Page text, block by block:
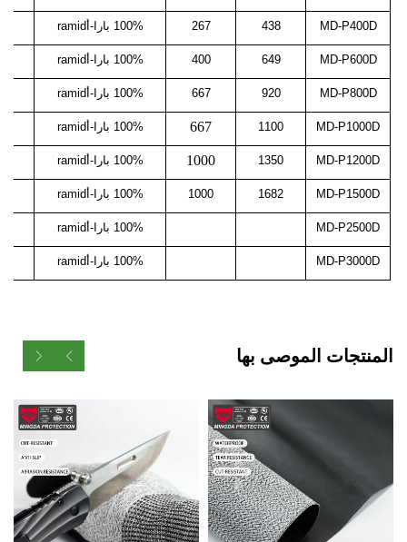
MD-P400D
438
267 100% بارا-أramid
MD-P600D
649
400 100% بارا-أramid
MD-P800D
920
667 100% بارا-أramid
MD-P1000D
1100
667 100% بارا-أramid
MD-P1200D
1350
1000 100% بارا-أramid
MD-P1500D
1682
1000 100% بارا-أramid
MD-P2500D 100% بارا-أramid
MD-P3000D 100% بارا-أramid
المنتجات الموصى بها